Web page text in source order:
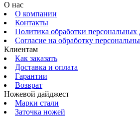
О нас
О компании
Контакты
Политика обработки
Согласие на обработку
Клиентам
Как заказать
Доставка и оплата
Гарантии
Возврат
Ножевой дайджест
Марки стали
Заточка ножей